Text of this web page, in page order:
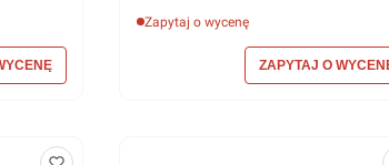
Zapytaj o wycenę